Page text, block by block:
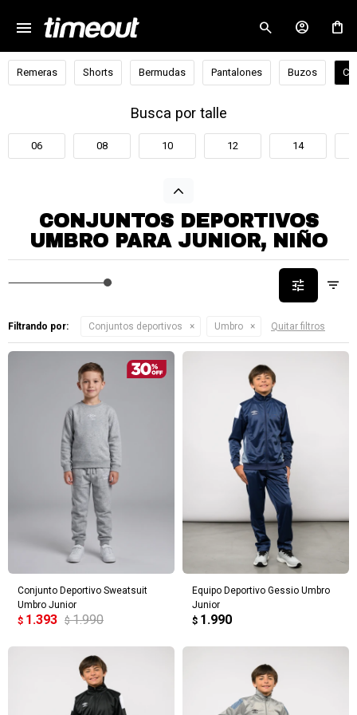
menu
Remeras Shorts Bermudas Pantalones Buzos
Busca por talle
06 08 10 12 14
CONJUNTOS DEPORTIVOS
UMBRO PARA JUNIOR, NIÑO
Filtrando por: Conjuntos deportivos Umbro Quitar filtros
Conjunto Deportivo Sweatsuit
Umbro Junior
$ 1.393 $ 1.990
Equipo Deportivo Gessio Umbro
Junior
$ 1.990